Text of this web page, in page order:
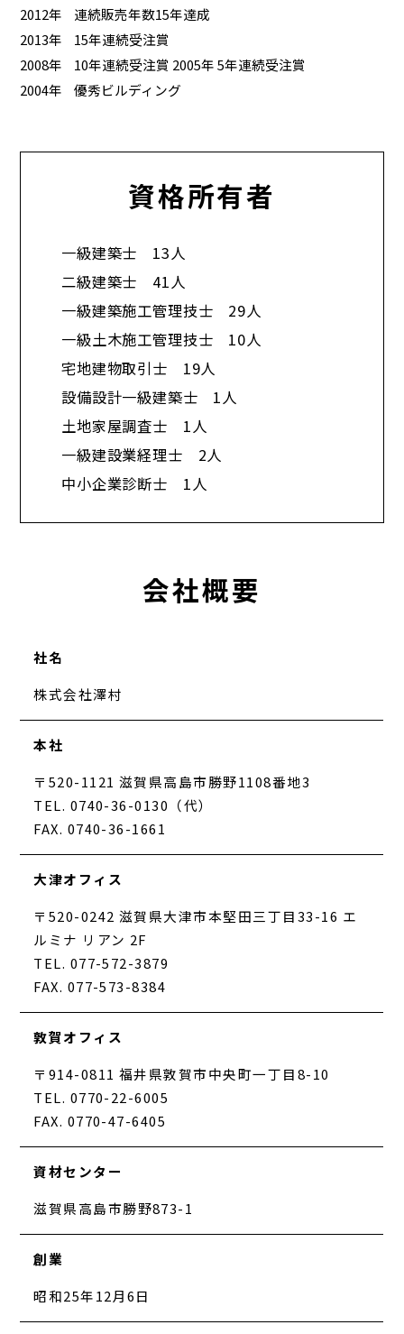
2012年
連続販売年数15年達成
2013年
15年連続受注賞
2008年
10年連続受注賞 2005年 5年連続受注賞
2004年
優秀ビルディング
資格所有者
一級建築士 13人
二級建築士 41人
一級建築施工管理技士 29人
一級土木施工管理技士 10人
宅地建物取引士 19人
設備設計一級建築士 1人
土地家屋調査士 1人
一級建設業経理士 2人
中小企業診断士 1人​
会社概要
社名
株式会社澤村
本社
〒520-1121 滋賀県高島市勝野1108番地3
TEL. 0740-36-0130（代）
FAX. 0740-36-1661
大津オフィス
〒520-0242 滋賀県大津市本堅田三丁目33-16 エ
ルミナ リアン 2F
TEL. 077-572-3879
FAX. 077-573-8384
敦賀オフィス
〒914-0811 福井県敦賀市中央町一丁目8-10
TEL. 0770-22-6005
FAX. 0770-47-6405
資材センター
滋賀県高島市勝野873-1
創業
昭和25年12月6日